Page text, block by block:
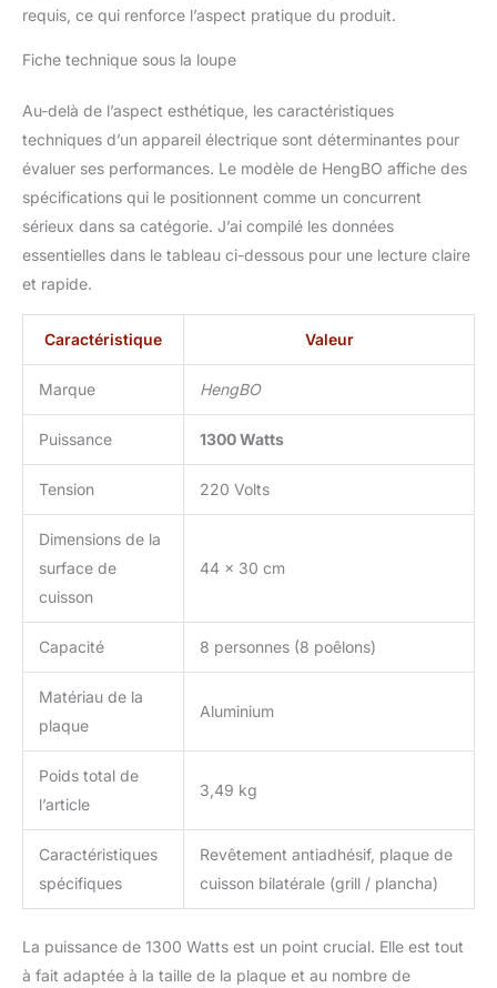
nettoient facilement. Les
passent au lave-
ajouté, une expérience
de grillade saine et sans
fumée.
requis, ce qui renforce l’aspect pratique du produit.
Fiche technique sous la loupe
Au-delà de l’aspect esthétique, les caractéristiques
techniques d’un appareil électrique sont déterminantes pour
évaluer ses performances. Le modèle de HengBO affiche des
spécifications qui le positionnent comme un concurrent
sérieux dans sa catégorie. J’ai compilé les données
essentielles dans le tableau ci-dessous pour une lecture claire
et rapide.
Caractéristique Valeur
Marque HengBO
Puissance 1300 Watts
Tension 220 Volts
Dimensions de la
surface de
cuisson
44 x 30 cm
Capacité 8 personnes (8 poêlons)
Matériau de la
plaque
Aluminium
Poids total de
l’article
3,49 kg
Caractéristiques
spécifiques
Revêtement antiadhésif, plaque de
cuisson bilatérale (grill / plancha)
La puissance de 1300 Watts est un point crucial. Elle est tout
à fait adaptée à la taille de la plaque et au nombre de